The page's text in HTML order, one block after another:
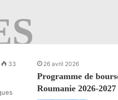
33 26 avril 2026
Programme de
Roumanie 2026-2027